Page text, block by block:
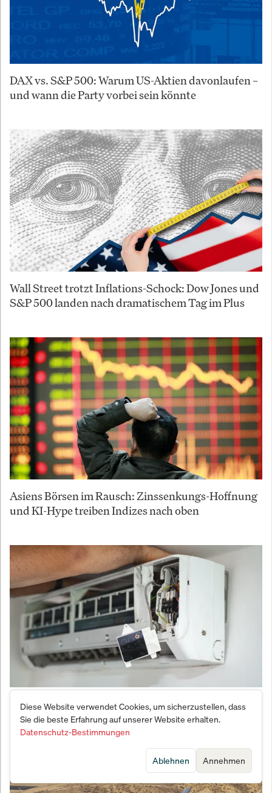
DAX vs. S&P 500: Warum US-Aktien davonlaufen –
und wann die Party vorbei sein könnte
Wall Street trotzt Inflations-Schock: Dow Jones und
S&P 500 landen nach dramatischem Tag im Plus
Asiens Börsen im Rausch: Zinssenkungs-Hoffnung
und KI-Hype treiben Indizes nach oben
Hitzewelle befeuert Klimaanlagen-Boom: Diese 4
Aktien könnten sich verdoppeln
Diese Website verwendet Cookies, um sicherzustellen, dass
Sie die beste Erfahrung auf unserer Website erhalten.
Datenschutz-Bestimmungen
Annehmen
Ablehnen